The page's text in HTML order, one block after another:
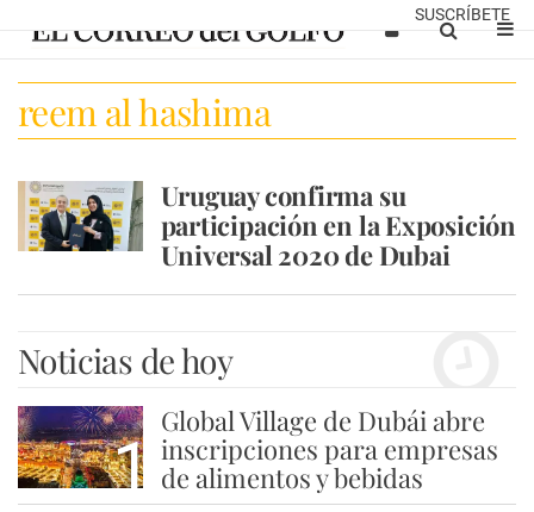
SUSCRÍBETE
reem al hashima
Uruguay confirma su
participación en la Exposición
Universal 2020 de Dubai
Noticias de hoy
1
Global Village de Dubái abre
inscripciones para empresas
de alimentos y bebidas